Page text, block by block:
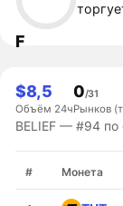
F
$8,5
Объём 24ч
0/31
Рынков
BELIEF — #94 по
# Монета